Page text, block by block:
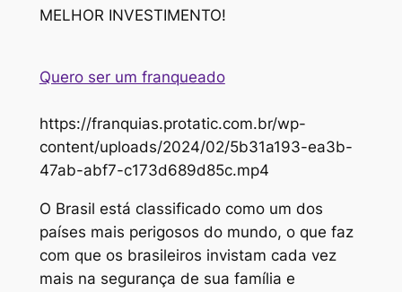
MELHOR INVESTIMENTO!
Quero ser um franqueado
https://franquias.protatic.com.br/wp-
content/uploads/2024/02/5b31a193-ea3b-
47ab-abf7-c173d689d85c.mp4
O Brasil está classificado como um dos
países mais perigosos do mundo, o que faz
com que os brasileiros invistam cada vez
mais na segurança de sua família e